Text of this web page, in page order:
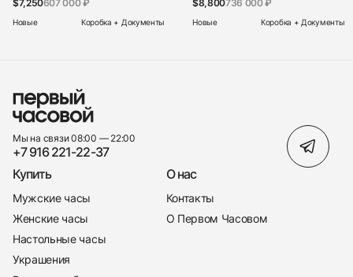
$7,250607 000 ₽
Новые Коробка + Документы
$8,800736 000 ₽
Новые Коробка + Документы
Мы на связи 08:00 — 22:00
+7 916 221-22-37
Купить
Мужские часы
Женские часы
Настольные часы
Украшения
О нас
Контакты
О Первом Часовом